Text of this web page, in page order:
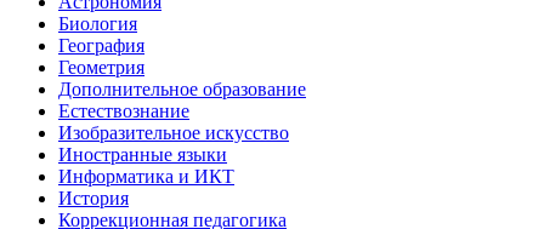
Биология
География
Геометрия
Дополнительное образование
Естествознание
Изобразительное искусство
Иностранные языки
Информатика и ИКТ
История
Коррекционная педагогика